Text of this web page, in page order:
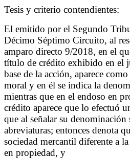
Tesis y criterio contendientes:
El emitido por el Segundo
Décimo Séptimo Circuito, al
amparo directo 9/2018, en el
título de crédito exhibido en el
base de la acción, aparece
moral y en él se indica la
mientras que en el endoso en
crédito aparece que lo efectuó
que al señalar su denominación
abreviaturas; entonces denota
sociedad mercantil diferente a
en propiedad, y